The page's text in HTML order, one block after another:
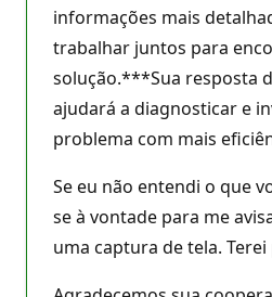
informações mais
trabalhar juntos para
solução.***Sua resposta
ajudará a diagnosticar e
problema com mais
Se eu não entendi o que
se à vontade para me
uma captura de tela.